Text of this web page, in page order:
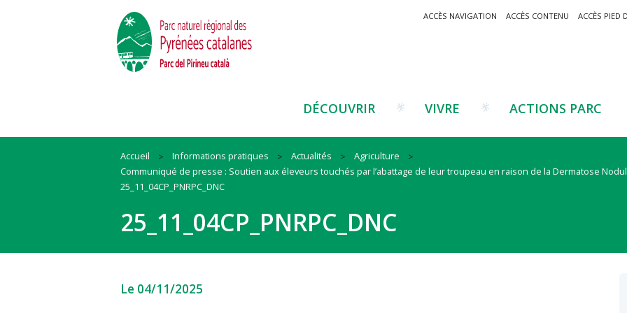
ACCÈS NAVIGATION ACCÈS CONTENU ACCÈS PIED
DÉCOUVRIR
Paysages
Itinéraires et sites
naturels
Musées et sites
VIVRE
Habitat
Animation
ACTIONS PARC
Ressources
Biodiversité
Forêt-bois
Accueil Informations pratiques Actualités
Agriculture
Communiqué de presse : Soutien aux éleveurs touchés par l’abattage de leur troupeau en raison de la Dermatose
25_11_04CP_PNRPC_DNC
25_11_04CP_PNRPC_DNC
Le 04/11/2025